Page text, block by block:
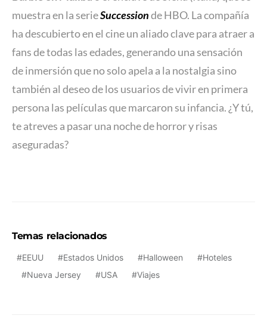
muestra en la serieSuccessionde HBO. La compañía
ha descubierto en el cine un aliado clave para atraer a
fans de todas las edades, generando una sensación
de inmersión que no solo apela a la nostalgia sino
también al deseo de los usuarios de vivir en primera
persona las películas que marcaron su infancia. ¿Y tú,
te atreves a pasar una noche de horror y risas
aseguradas?
Temas relacionados
EEUU Estados Unidos Halloween
Hoteles
Nueva Jersey
USA Viajes